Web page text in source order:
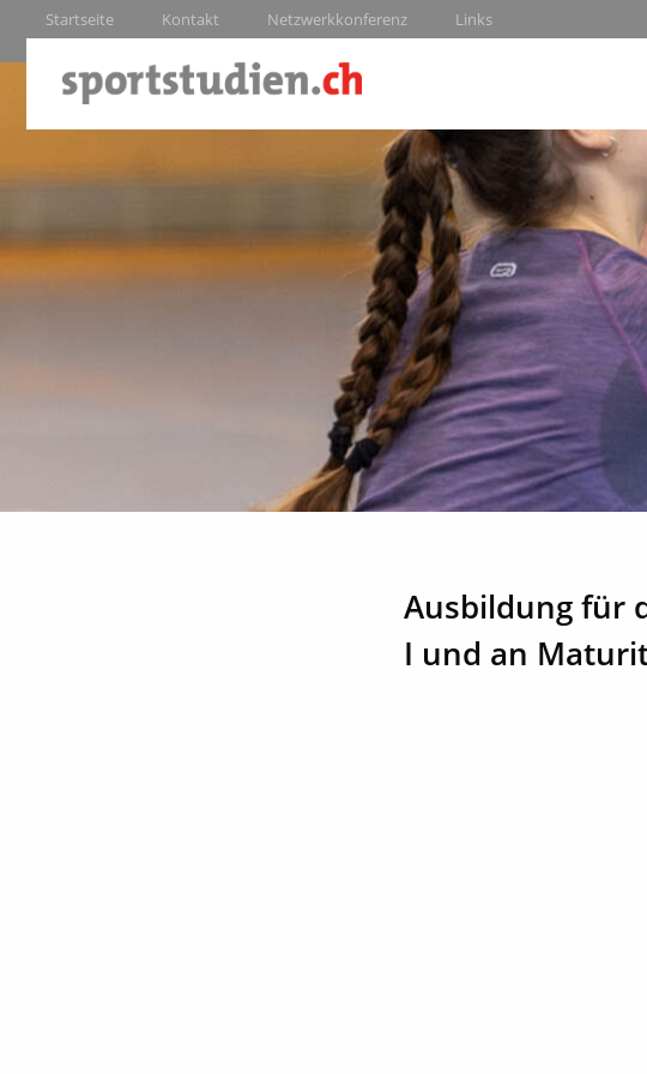
Startseite Kontakt Netzwerkkonferenz Links
Ausbildung für
I und an